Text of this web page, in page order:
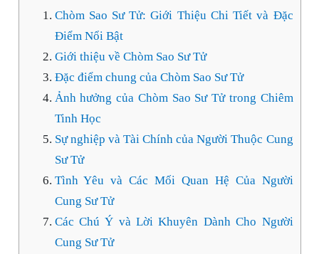
Chòm Sao Sư Tử: Giới Thiệu Chi Tiết và Đặc
Điểm Nổi Bật
Giới thiệu về Chòm Sao Sư Tử
Đặc điểm chung của Chòm Sao Sư Tử
Ảnh hưởng của Chòm Sao Sư Tử trong Chiêm
Tinh Học
Sự nghiệp và Tài Chính của Người Thuộc Cung
Sư Tử
Tình Yêu và Các Mối Quan Hệ Của Người
Cung Sư Tử
Các Chú Ý và Lời Khuyên Dành Cho Người
Cung Sư Tử